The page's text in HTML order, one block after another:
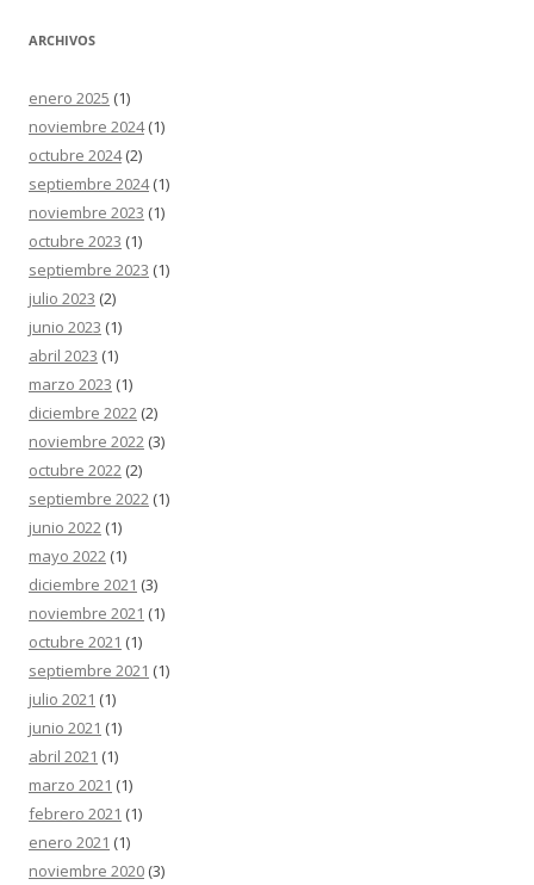
ARCHIVOS
enero 2025 (1)
noviembre 2024(1)
octubre 2024(2)
septiembre 2024(1)
noviembre 2023 (1)
octubre 2023 (1)
septiembre 2023 (1)
julio 2023 (2)
junio 2023 (1)
abril 2023 (1)
marzo 2023 (1)
diciembre 2022 (2)
noviembre 2022 (3)
octubre 2022 (2)
septiembre 2022 (1)
junio 2022 (1)
mayo 2022 (1)
diciembre 2021 (3)
noviembre 2021 (1)
octubre 2021 (1)
septiembre 2021 (1)
julio 2021 (1)
junio 2021 (1)
abril 2021 (1)
marzo 2021 (1)
febrero 2021 (1)
enero 2021 (1)
noviembre 2020 (3)